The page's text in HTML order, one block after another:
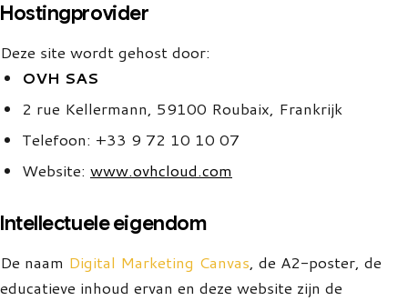
Hostingprovider
Deze site wordt gehost door:
OVH SAS
2 rue Kellermann, 59100 Roubaix, Frankrijk
Telefoon: +33 9 72 10 10 07
Website: www.ovhcloud.com
Intellectuele eigendom
De naam Digital Marketing Canvas, de A2-poster, de
educatieve inhoud ervan en deze website zijn de